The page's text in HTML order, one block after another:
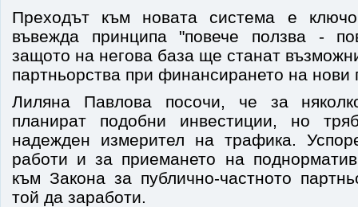
Преходът към новата система е
въвежда принципа "повече ползва -
защото на негова база ще станат
партньорства при финансирането на нови
Лиляна Павлова посочи, че за
планират подобни инвестиции, но
надежден измерител на трафика.
работи и за приемането на
към Закона за публично-частното
той да заработи.